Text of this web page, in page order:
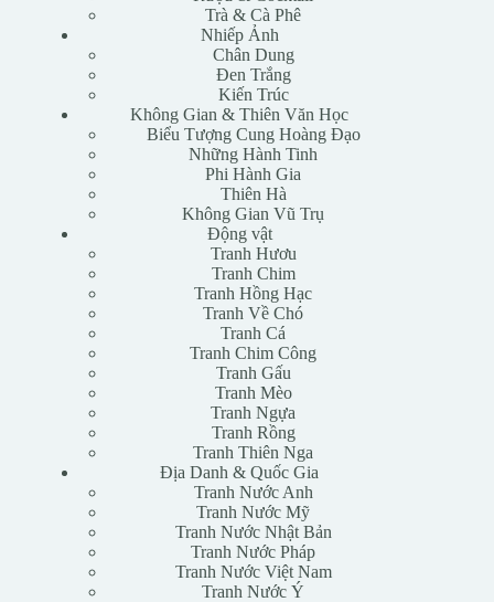
Trà & Cà Phê
Nhiếp Ảnh
Chân Dung
Đen Trắng
Kiến Trúc
Không Gian & Thiên Văn Học
Biểu Tượng Cung Hoàng Đạo
Những Hành Tinh
Phi Hành Gia
Thiên Hà
Không Gian Vũ Trụ
Động vật
Tranh Hươu
Tranh Chim
Tranh Hồng Hạc
Tranh Về Chó
Tranh Cá
Tranh Chim Công
Tranh Gấu
Tranh Mèo
Tranh Ngựa
Tranh Rồng
Tranh Thiên Nga
Địa Danh & Quốc Gia
Tranh Nước Anh
Tranh Nước Mỹ
Tranh Nước Nhật Bản
Tranh Nước Pháp
Tranh Nước Việt Nam
Tranh Nước Ý